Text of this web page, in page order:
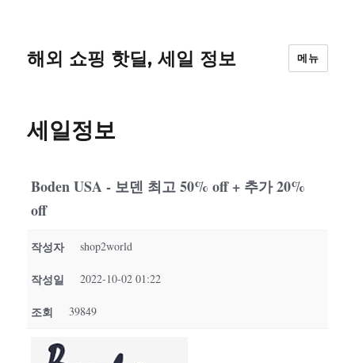
해외 쇼핑 핫딜, 세일 정보 메뉴
세일정보
Boden USA - 보덴 최고 50% off + 추가 20%
off
작성자 shop2world
작성일 2022-10-02 01:22
조회 39849